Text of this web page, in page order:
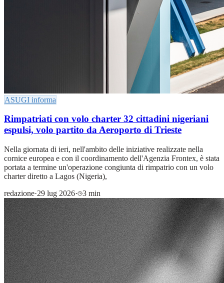
ASUGI informa
Rimpatriati con volo charter 32 cittadini nigeriani
espulsi, volo partito da Aeroporto di Trieste
Nella giornata di ieri, nell'ambito delle iniziative realizzate nella
cornice europea e con il coordinamento dell'Agenzia Frontex, è stata
portata a termine un'operazione congiunta di rimpatrio con un volo
charter diretto a Lagos (Nigeria),
redazione·29 lug 2026· 3 min